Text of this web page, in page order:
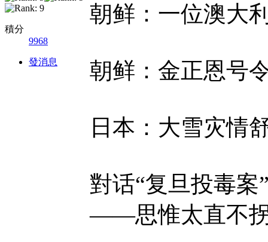
積分
9968
發消息
朝鲜：一位澳大
朝鲜：金正恩号
日本：大雪灾情
對话“复旦投毒
——思惟太直不